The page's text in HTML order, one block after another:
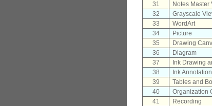
31
Notes Master
32
Grayscale
33
WordArt
34
Picture
35
Drawing
36
Diagram
37
Ink Drawing
38
Ink
39
Tables and
40
Organization
41
Recording